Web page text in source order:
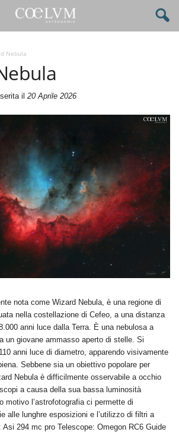
Nebula
il 20 Aprile 2026
nota come Wizard Nebula, è una regione di
nella costellazione di Cefeo, a una distanza
anni luce dalla Terra. È una nebulosa a
un giovane ammasso aperto di stelle. Si
anni luce di diametro, apparendo visivamente
Sebbene sia un obiettivo popolare per
Nebula è difficilmente osservabile a occhio
a causa della sua bassa luminosità
motivo l’astrofotografia ci permette di
alle lunghre esposizioni e l’utilizzo di filtri a
Asi 294 mc pro Telescope: Omegon RC6 Guide